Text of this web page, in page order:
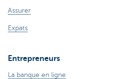
Assurer
Expats
Entrepreneurs
La banque en ligne